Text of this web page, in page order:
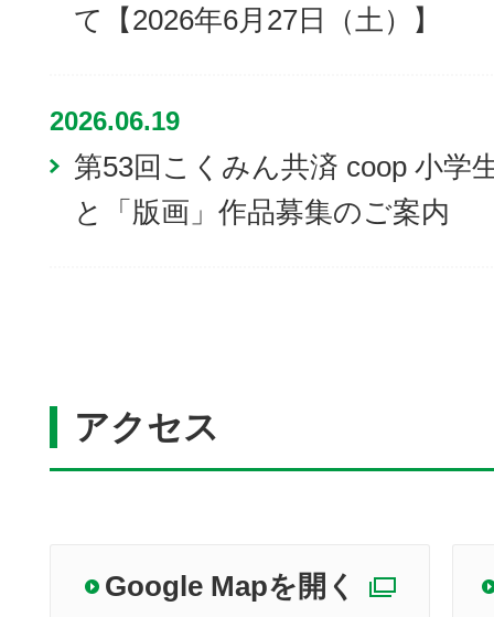
て【2026年6月27日（土）】
2026.06.19
第53回こくみん共済 coop 小学
と「版画」作品募集のご案内
アクセス
Google Mapを開く 別ウ